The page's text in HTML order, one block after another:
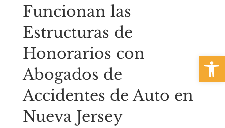
Abrir
Funcionan las
Estructuras de
Honorarios con
Abogados de
Accidentes de Auto en
Nueva Jersey